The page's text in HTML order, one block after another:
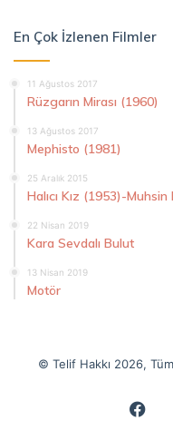
En Çok İzlenen Filmler
11 Ağustos 2017
Rüzgarın Mirası (1960)
13 Ağustos 2017
Mephisto (1981)
25 Aralık 2015
Halıcı Kız (1953)-
22 Nisan 2019
Kara Sevdalı Bulut
13 Nisan 2019
Motör
© Telif Hakkı 2026,